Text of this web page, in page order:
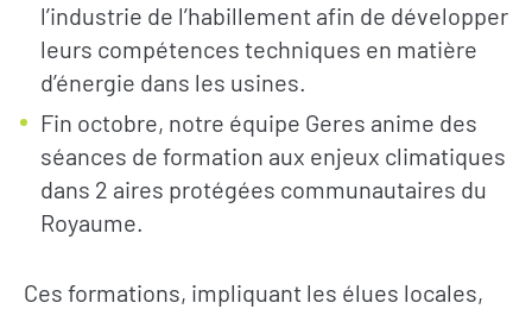
l’industrie de l’habillement afin de développer
leurs compétences techniques en matière
d’énergie dans les usines.
Fin octobre, notre équipe Geres anime des
séances de formation aux enjeux climatiques
dans 2 aires protégées communautaires du
Royaume.
Ces formations, impliquant les élues locales,